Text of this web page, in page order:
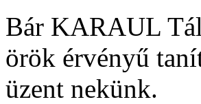
Bár KARAUL
örök érvényű
üzent nekünk.